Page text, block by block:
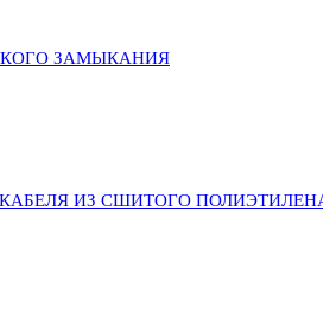
ЗАМЫКАНИЯ
ИЗ СШИТОГО